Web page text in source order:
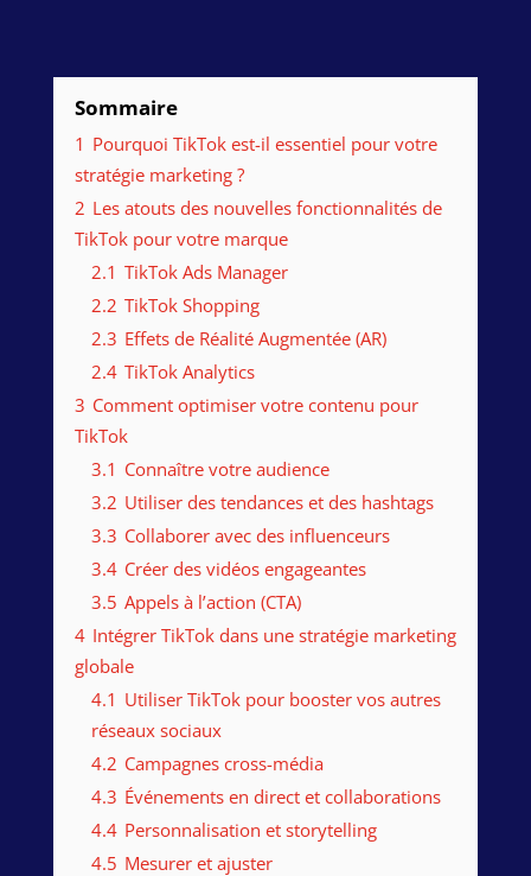
Sommaire
1 Pourquoi TikTok est-il essentiel pour votre
stratégie marketing ?
2 Les atouts des nouvelles fonctionnalités de
TikTok pour votre marque
2.1 TikTok Ads Manager
2.2 TikTok Shopping
2.3 Effets de Réalité Augmentée (AR)
2.4 TikTok Analytics
3 Comment optimiser votre contenu pour
TikTok
3.1 Connaître votre audience
3.2 Utiliser des tendances et des hashtags
3.3 Collaborer avec des influenceurs
3.4 Créer des vidéos engageantes
3.5 Appels à l’action (CTA)
4 Intégrer TikTok dans une stratégie marketing
globale
4.1 Utiliser TikTok pour booster vos autres
réseaux sociaux
4.2 Campagnes cross-média
4.3 Événements en direct et collaborations
4.4 Personnalisation et storytelling
4.5 Mesurer et ajuster